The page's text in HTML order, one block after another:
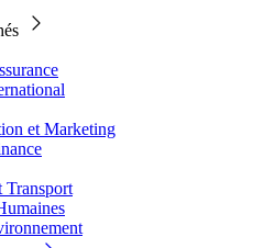
et Marketing
Transport